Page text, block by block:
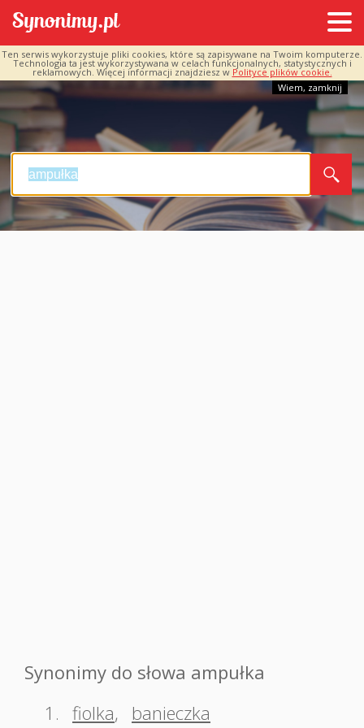
Ten serwis wykorzystuje pliki cookies, które są zapisywane na Twoim komputerze.
Technologia ta jest wykorzystywana w celach funkcjonalnych, statystycznych i
reklamowych. Więcej informacji znajdziesz w Polityce plików cookie.
Wiem, zamknij
Synonimy do słowa ampułka
1. fiolka, banieczka